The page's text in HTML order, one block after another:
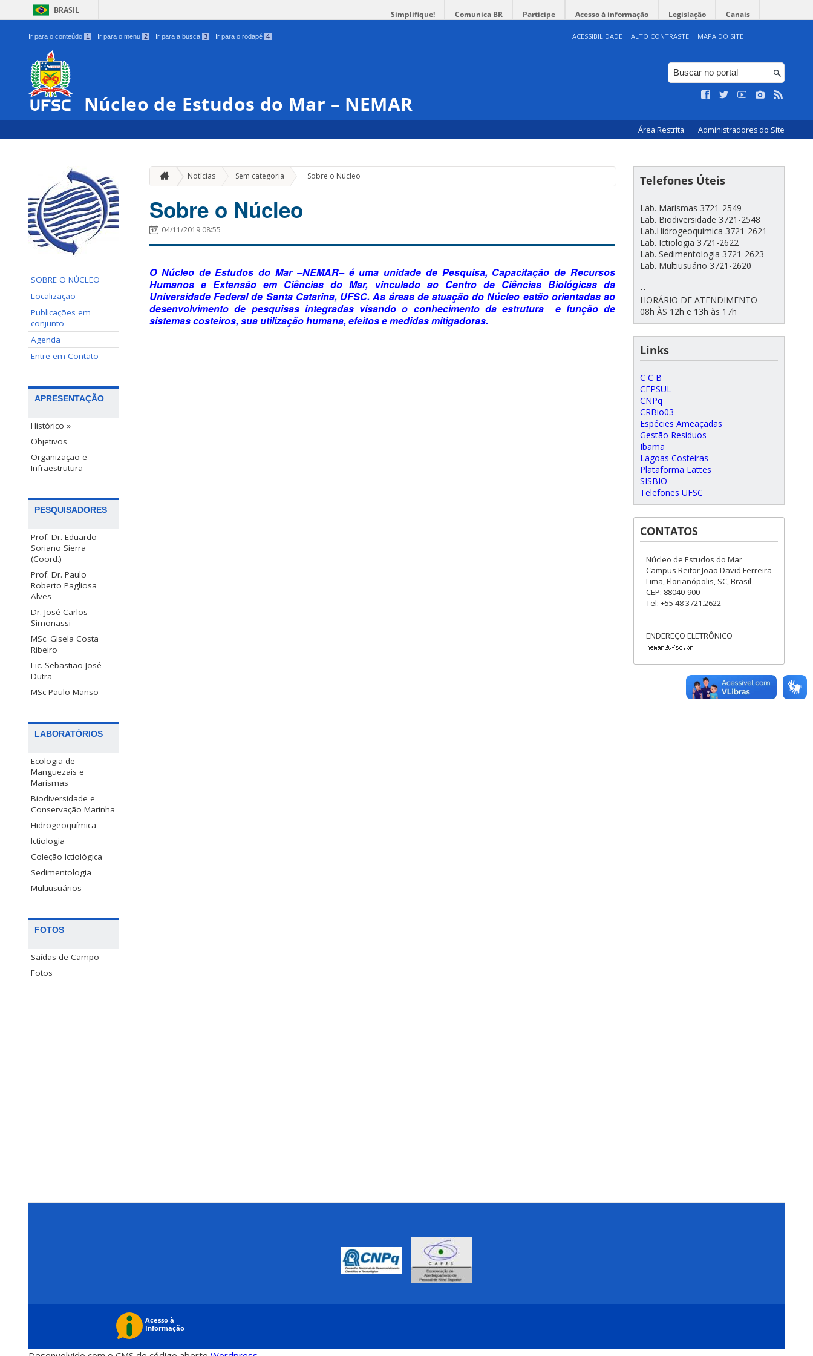
BRASIL Simplifique! Comunica BR Participe Acesso à informação Legislação Canais
Ir para o conteúdo 1 Ir para o menu 2 Ir para a busca 3 Ir para o rodapé 4 ACESSIBILIDADE ALTO CONTRASTE MAPA DO SITE
Núcleo de Estudos do Mar – NEMAR
Área Restrita Administradores do Site
SOBRE O NÚCLEO
Localização
Publicações em
conjunto
Agenda
Entre em Contato
APRESENTAÇÃO
Histórico »
Objetivos
Organização e
Infraestrutura
PESQUISADORES
Prof. Dr. Eduardo
Soriano Sierra
(Coord.)
Prof. Dr. Paulo
Roberto Pagliosa
Alves
Dr. José Carlos
Simonassi
MSc. Gisela Costa
Ribeiro
Lic. Sebastião José
Dutra
MSc Paulo Manso
LABORATÓRIOS
Ecologia de
Manguezais e
Marismas
Biodiversidade e
Conservação Marinha
Hidrogeoquímica
Ictiologia
Coleção Ictiológica
Sedimentologia
Multiusuários
FOTOS
Saídas de Campo
Fotos
Notícias Sem categoria » Sobre o Núcleo
Sobre o Núcleo
04/11/2019 08:55
O Núcleo de Estudos do Mar –NEMAR– é uma unidade de Pesquisa, Capacitação de Recursos
Humanos eExtensão em Ciências do Mar, vinculado ao Centro de Ciências Biológicas da
Universidade Federal de Santa Catarina, UFSC.As áreas de atuação do Núcleo estão orientadas ao
desenvolvimento de pesquisas integradas visando o conhecimento da estrutura
e função de
sistemas costeiros, sua utilização humana, efeitos e medidas mitigadoras.
Telefones Úteis
Lab. Marismas 3721-2549
Lab. Biodiversidade 3721-2548
Lab.Hidrogeoquímica 3721-2621
Lab. Ictiologia 3721-2622
Lab. Sedimentologia 3721-2623
Lab. Multiusuário 3721-2620
---------------------------------------------
--
HORÁRIO DE ATENDIMENTO
08h ÀS 12h e 13h às 17h
Links
C C B
CEPSUL
CNPq
CRBio03
Espécies Ameaçadas
Gestão Resíduos
Ibama
Lagoas Costeiras
Plataforma Lattes
SISBIO
Telefones UFSC
CONTATOS
Núcleo de Estudos do Mar
Campus Reitor João David Ferreira
Lima, Florianópolis, SC, Brasil
CEP: 88040-900
Tel: +55 48 3721.2622
ENDEREÇO ELETRÔNICO